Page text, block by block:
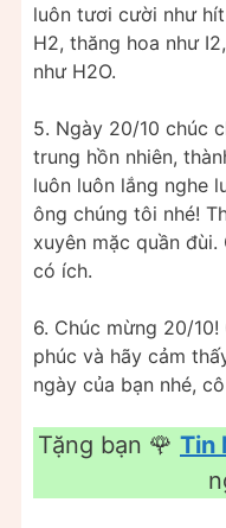
luôn tươi cười như
H2, thăng hoa như
như H2O.
5. Ngày 20/10 chúc
trung hồn nhiên,
luôn luôn lắng nghe
ông chúng tôi nhé!
xuyên mặc quần
có ích.
6. Chúc mừng 20/
phúc và hãy cảm
ngày của bạn nhé,
Tặng bạn 🌹 Tin